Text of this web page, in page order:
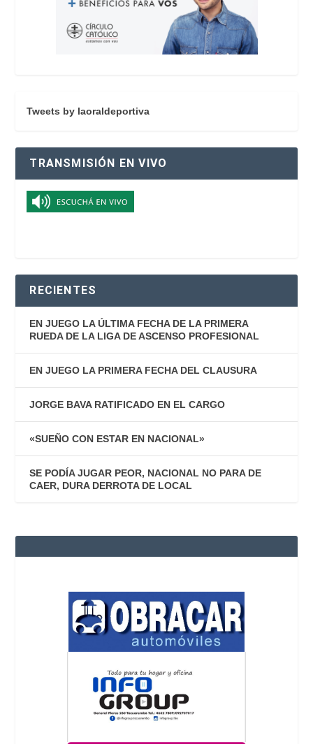
Tweets by laoraldeportiva
TRANSMISIÓN EN VIVO
RECIENTES
EN JUEGO LA ÚLTIMA FECHA DE LA PRIMERA
RUEDA DE LA LIGA DE ASCENSO PROFESIONAL
EN JUEGO LA PRIMERA FECHA DEL CLAUSURA
JORGE BAVA RATIFICADO EN EL CARGO
«SUEÑO CON ESTAR EN NACIONAL»
SE PODÍA JUGAR PEOR, NACIONAL NO PARA DE
CAER, DURA DERROTA DE LOCAL